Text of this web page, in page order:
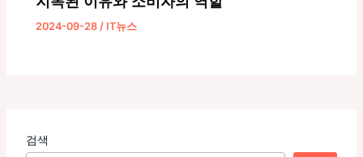
2024-09-28 / IT뉴스
검색